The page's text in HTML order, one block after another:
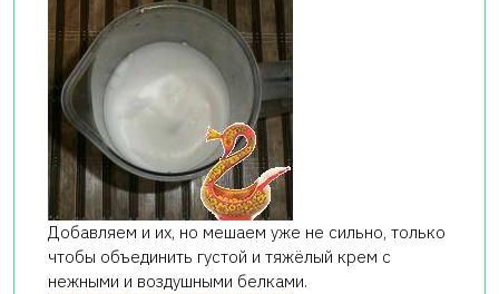
Добавляем и их, но мешаем уже не сильно, только
чтобы объединить густой и тяжёлый крем с
нежными и воздушными белками.